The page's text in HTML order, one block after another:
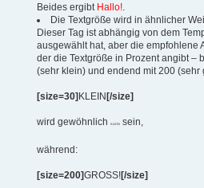
Beides ergibt Hallo!.
Die Textgröße wird in ähnlicher
Dieser Tag ist abhängig von dem
ausgewählt hat, aber die empfohlene
der die Textgröße in Prozent angibt –
(sehr klein) und endend mit 200 (sehr
[size=30] KLEIN [/size]
wird gewöhnlich KLEIN sein,
während:
[size=200]GROSS![/size]